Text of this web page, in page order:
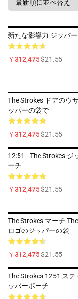
新たな影響力 ジッパ
￥312,475$21.55
The Strokes ドアのウ
ッパーの袋で
￥312,475$21.55
12:51 - The Strokes ジ
ーチ
￥312,475$21.55
The Strokes マーチ
ロゴのジッパーの袋
￥312,475$21.55
The Strokes 1251 ステ
ッパーポーチ